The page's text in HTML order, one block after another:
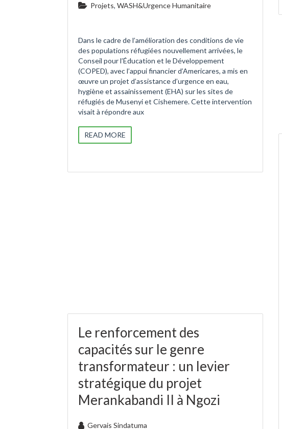
Projets, WASH&Urgence Humanitaire
Dans le cadre de l’amélioration des conditions de vie
des populations réfugiées nouvellement arrivées, le
Conseil pour l’Éducation et le Développement
(COPED), avec l’appui financier d’Americares, a mis en
œuvre un projet d’assistance d’urgence en eau,
hygiène et assainissement (EHA) sur les sites de
réfugiés de Musenyi et Cishemere. Cette intervention
visait à répondre aux
READ MORE
Le renforcement des
capacités sur le genre
transformateur : un levier
stratégique du projet
Merankabandi II à Ngozi
Gervais Sindatuma